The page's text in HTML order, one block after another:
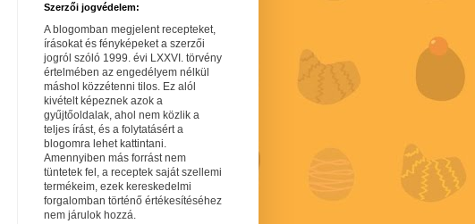
Szerzői jogvédelem:
A blogomban megjelent recepteket,
írásokat és fényképeket a szerzői
jogról szóló 1999. évi LXXVI. törvény
értelmében az engedélyem nélkül
máshol közzétenni tilos. Ez alól
kivételt képeznek azok a
gyűjtőoldalak, ahol nem közlik a
teljes írást, és a folytatásért a
blogomra lehet kattintani.
Amennyiben más forrást nem
tüntetek fel, a receptek saját szellemi
termékeim, ezek kereskedelmi
forgalomban történő értékesítéséhez
nem járulok hozzá.